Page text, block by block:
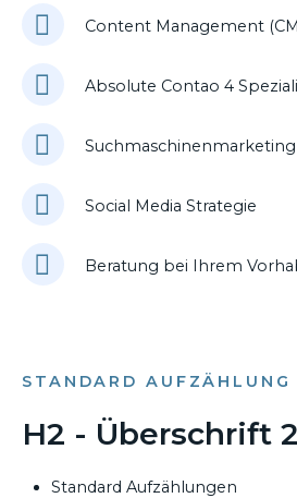
Content Management
Absolute Contao 4
Suchmaschinenmarketing
Social Media Strategie
Beratung bei Ihrem
STANDARD AUFZÄHLUNG
H2 - Überschrift 2
Standard Aufzählungen